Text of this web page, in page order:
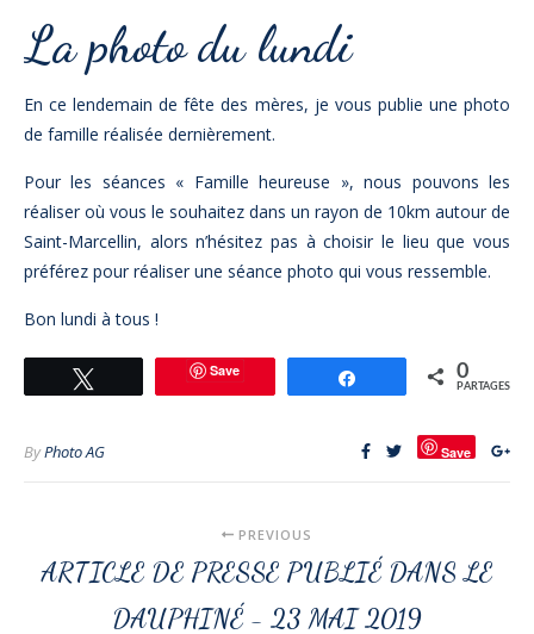
La photo du lundi
En ce lendemain de fête des mères, je vous publie une photo
de famille réalisée dernièrement.
Pour les séances « Famille heureuse », nous pouvons les
réaliser où vous le souhaitez dans un rayon de 10km autour de
Saint-Marcellin, alors n’hésitez pas à choisir le lieu que vous
préférez pour réaliser une séance photo qui vous ressemble.
Bon lundi à tous !
Save Partagez 0
PARTAGES
ByPhoto AG Save
PREVIOUS
ARTICLE DE PRESSE PUBLIÉ DANS LE
DAUPHINÉ - 23 MAI 2019